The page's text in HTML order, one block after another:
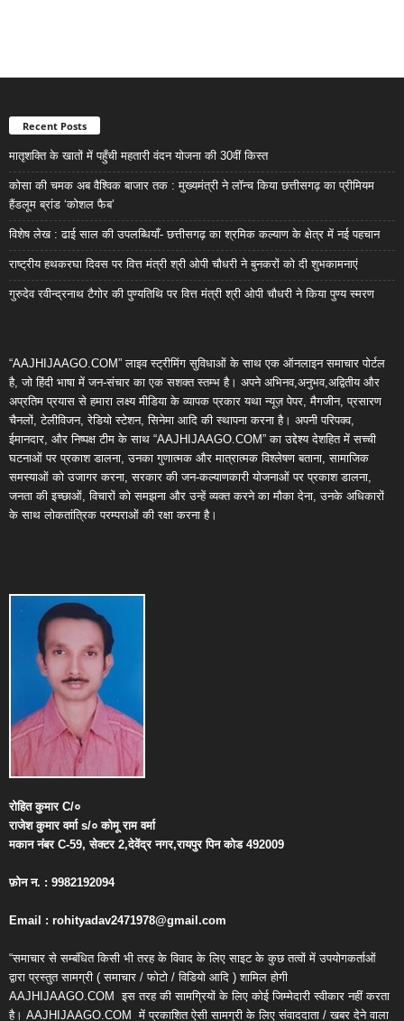
Recent Posts
मातृशक्ति के खातों में पहुँची महतारी वंदन योजना की 30वीं किस्त
कोसा की चमक अब वैश्विक बाजार तक : मुख्यमंत्री ने लॉन्च किया छत्तीसगढ़ का प्रीमियम
हैंडलूम ब्रांड ‘कोशल फैब’
विशेष लेख : ढाई साल की उपलब्धियाँ- छत्तीसगढ़ का श्रमिक कल्याण के क्षेत्र में नई पहचान
राष्ट्रीय हथकरघा दिवस पर वित्त मंत्री श्री ओपी चौधरी ने बुनकरों को दी शुभकामनाएं
गुरुदेव रवीन्द्रनाथ टैगोर की पुण्यतिथि पर वित्त मंत्री श्री ओपी चौधरी ने किया पुण्य स्मरण
“AAJHIJAAGO.COM” लाइव स्ट्रीमिंग सुविधाओं के साथ एक ऑनलाइन समाचार पोर्टल
है, जो हिंदी भाषा में जन-संचार का एक सशक्त स्तम्भ है। अपने अभिनव,अनुभव,अद्वितीय और
अप्रतिम प्रयास से हमारा लक्ष्य मीडिया के व्यापक प्रकार यथा न्यूज़ पेपर, मैगजीन, प्रसारण
चैनलों, टेलीविजन, रेडियो स्टेशन, सिनेमा आदि की स्थापना करना है। अपनी परिपक्व,
ईमानदार, और निष्पक्ष टीम के साथ “AAJHIJAAGO.COM” का उद्देश्य देशहित में सच्ची
घटनाओं पर प्रकाश डालना, उनका गुणात्मक और मात्रात्मक विश्लेषण बताना, सामाजिक
समस्याओं को उजागर करना, सरकार की जन-कल्याणकारी योजनाओं पर प्रकाश डालना,
जनता की इच्छाओं, विचारों को समझना और उन्हें व्यक्त करने का मौका देना, उनके अधिकारों
के साथ लोकतांत्रिक परम्पराओं की रक्षा करना है।
रोहित कुमारC/०
राजेश कुमार वर्माs/० कोमू राम वर्मा
मकान नंबरC-59,सेक्टर2,देवेंद्र नगर,रायपुर पिन कोड492009
फ़ोन न. : 9982192094
Email : rohityadav2471978@gmail.com
“समाचार से सम्बंधित किसी भी तरह के विवाद के लिए साइट के कुछ तत्वों में उपयोगकर्ताओं
द्वारा प्रस्तुत सामग्री ( समाचार / फोटो / विडियो आदि ) शामिल होगी
AAJHIJAAGO.COM इस तरह की सामग्रियों के लिए कोई जिम्मेदारी स्वीकार नहीं करता
है। AAJHIJAAGO.COM में प्रकाशित ऐसी सामग्री के लिए संवाददाता / खबर देने वाला